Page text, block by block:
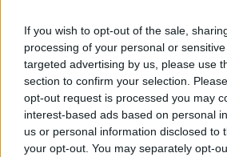
If you wish to opt-out of the sale,
processing of your personal or
targeted advertising by us, please use
section to confirm your selection.
opt-out request is processed you may
interest-based ads based on personal
us or personal information disclosed to
your opt-out. You may separately opt-
TAGS: ΑΥΤΟΔΙΟΙΚΗΣΗ